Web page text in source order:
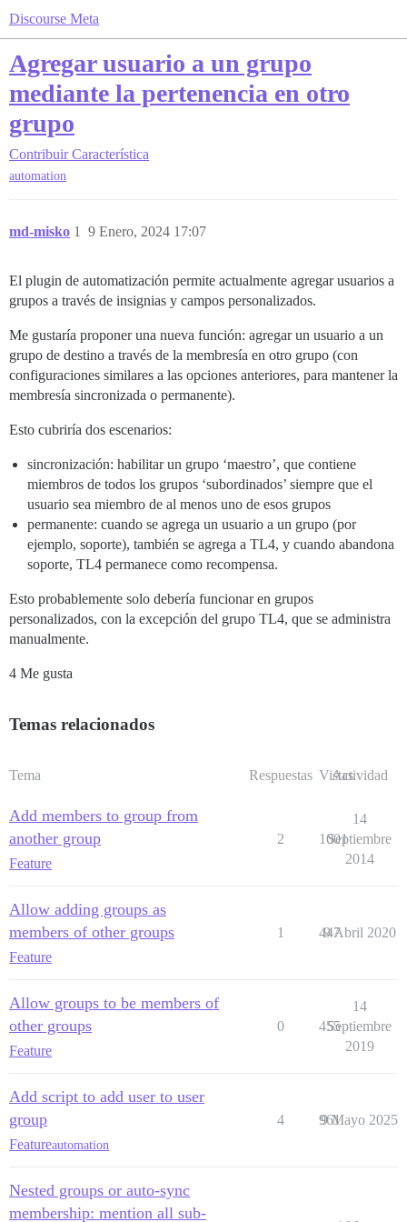
Discourse Meta
Agregar usuario a un grupo
mediante la pertenencia en otro
grupo
Contribuir Característica
automation
md-misko 9 Enero, 2024 17:07
1
El plugin de automatización permite actualmente agregar usuarios a
grupos a través de insignias y campos personalizados.
Me gustaría proponer una nueva función: agregar un usuario a un
grupo de destino a través de la membresía en otro grupo (con
configuraciones similares a las opciones anteriores, para mantener la
membresía sincronizada o permanente).
Esto cubriría dos escenarios:
sincronización: habilitar un grupo ‘maestro’, que contiene
miembros de todos los grupos ‘subordinados’ siempre que el
usuario sea miembro de al menos uno de esos grupos
permanente: cuando se agrega un usuario a un grupo (por
ejemplo, soporte), también se agrega a TL4, y cuando abandona
soporte, TL4 permanece como recompensa.
Esto probablemente solo debería funcionar en grupos
personalizados, con la excepción del grupo TL4, que se administra
manualmente.
4 Me gusta
Temas relacionados
Tema Respuestas Vistas
Actividad
Add members to group from
another group
Feature
2 1001
14
Septiembre
2014
Allow adding groups as
members of other groups
Feature
1 447
9 Abril 2020
Allow groups to be members of
other groups
Feature
0 455
14
Septiembre
2019
Add script to add user to user
group
Featureautomation
4 961
9 Mayo 2025
Nested groups or auto-sync
membership: mention all sub-